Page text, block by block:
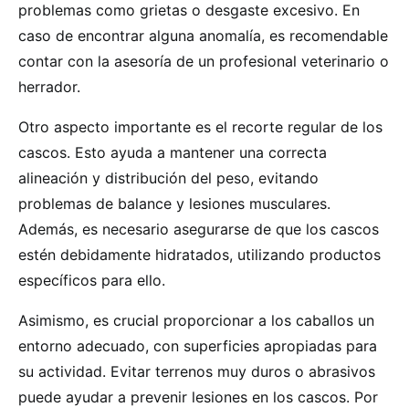
problemas como grietas o desgaste excesivo. En
caso de encontrar alguna anomalía, es recomendable
contar con la asesoría de un profesional veterinario o
herrador.
Otro aspecto importante es el recorte regular de los
cascos. Esto ayuda a mantener una correcta
alineación y distribución del peso, evitando
problemas de balance y lesiones musculares.
Además, es necesario asegurarse de que los cascos
estén debidamente hidratados, utilizando productos
específicos para ello.
Asimismo, es crucial proporcionar a los caballos un
entorno adecuado, con superficies apropiadas para
su actividad. Evitar terrenos muy duros o abrasivos
puede ayudar a prevenir lesiones en los cascos. Por